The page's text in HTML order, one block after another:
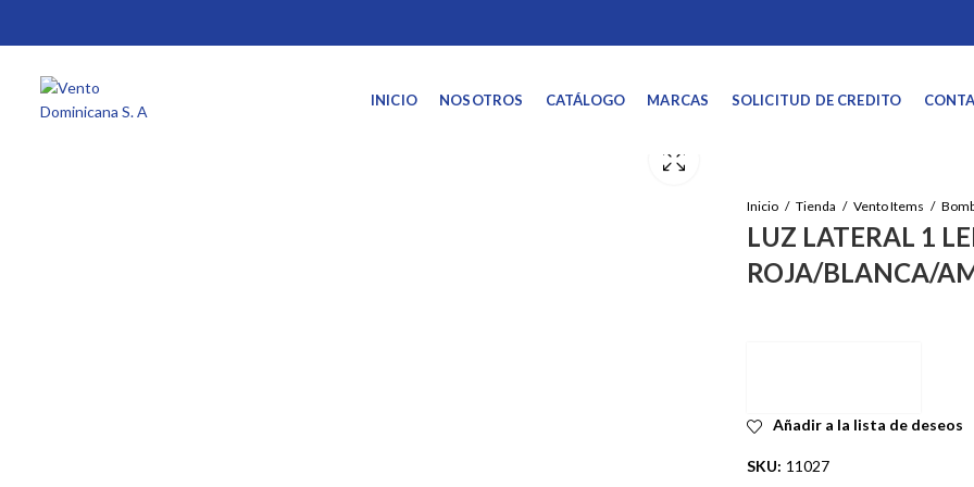
INICIO NOSOTROS CATÁLOGO MARCAS SOLICITUD DE CREDITO
Inicio Tienda Vento Items
LUZ LATERAL 1
ROJA/BLANCA/
Añadir a la lista de deseos
SKU: 11027